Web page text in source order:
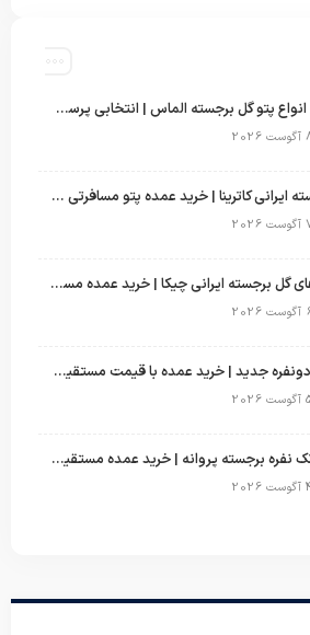
مرکز فروش انواع پتو گل برجسته الماس | انتخابی پرسود برای عمده‌فروشان
پتو گل برجسته ایرانی کاترینا | خرید عمده پتو مسافرتی با قیمت تولیدی
قیمت پتوهای گل برجسته ایرانی چیکا | خرید عمده مستقیم با سود بالا
پتو گلبافت دونفره جدید | خرید عمده با قیمت مستقیم و طرح‌های پرفروش بازار
قیمت پتو تک نفره برجسته پروانه | خرید عمده مستقیم با بهترین قیمت بازار